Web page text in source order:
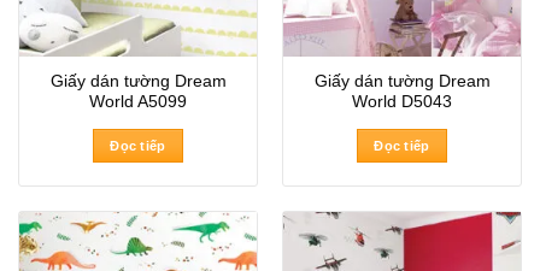
Giấy dán tường Dream
World A5099
Đọc tiếp
Giấy dán tường Dream
World D5043
Đọc tiếp